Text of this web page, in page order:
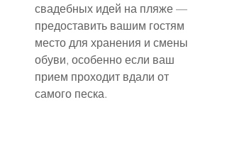
свадебных идей на пляже —
предоставить вашим гостям
место для хранения и смены
обуви, особенно если ваш
прием проходит вдали от
самого песка.